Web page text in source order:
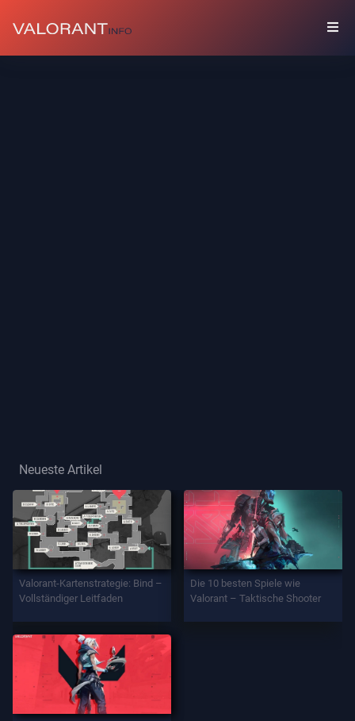
Waffen
Battlepass
INFORMATION
Neueste Artikel
Valorant-Kartenstrategie: Bind –
Vollständiger Leitfaden
Die 10 besten Spiele wie
Valorant – Taktische Shooter